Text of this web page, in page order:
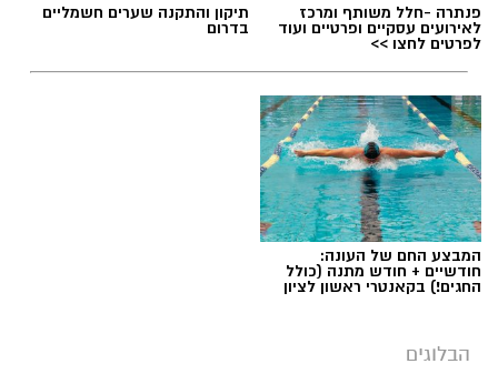
פנתרה -חלל משותף ומרכז
לאירועים עסקיים ופרטיים ועוד
לפרטים לחצו >>
תיקון והתקנה שערים חשמליים
בדרום
המבצע החם של העונה:
חודשיים + חודש מתנה (כולל
החגים!) בקאנטרי ראשון לציון
הבלוגים